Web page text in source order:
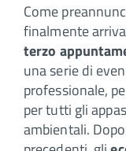
Come
finalmente
terzo
una serie di
professionale,
per tutti gli
ambientali.